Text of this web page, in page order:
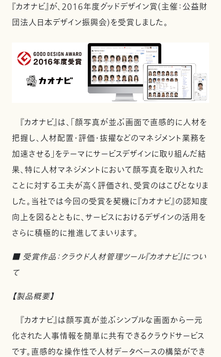
『カオナビ』が、2016年度グッドデザイン賞(主催：公益財
団法人日本デザイン振興会)を受賞しました。
『カオナビ』は、「顔写真が並ぶ画面で直感的に人材を
把握し、人材配置・評価・抜擢などのマネジメント業務を
加速させる」をテーマにサービスデザインに取り組んだ結
果、特に人材マネジメントにおいて顔写真を取り入れた
ことに対する工夫が高く評価され、受賞のはこびとなりま
した。当社では今回の受賞を契機に『カオナビ』の認知度
向上を図るとともに、サービスにおけるデザインの活用を
さらに積極的に推進してまいります。
■ 受賞作品：クラウド人材管理ツール『カオナビ』につい
て
【製品概要】
『カオナビ』は顔写真が並ぶシンプルな画面から一元
化された人事情報を簡単に共有できるクラウドサービス
です。直感的な操作性で人材データベースの構築ができ